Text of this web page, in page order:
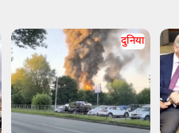
दुनिया